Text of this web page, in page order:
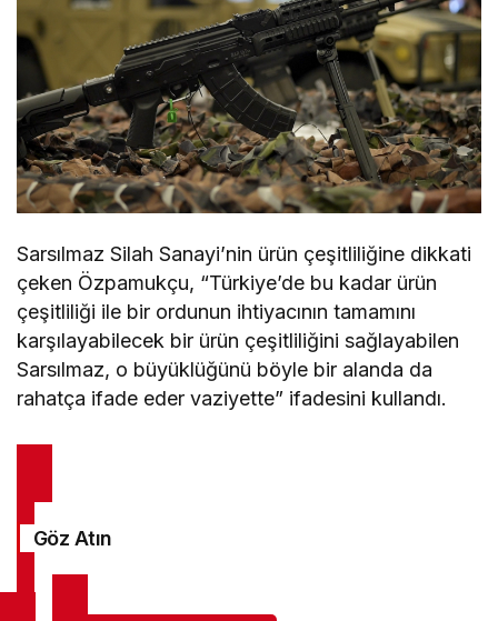
Sarsılmaz Silah Sanayi’nin ürün çeşitliliğine dikkati
çeken Özpamukçu, “Türkiye’de bu kadar ürün
çeşitliliği ile bir ordunun ihtiyacının tamamını
karşılayabilecek bir ürün çeşitliliğini sağlayabilen
Sarsılmaz, o büyüklüğünü böyle bir alanda da
rahatça ifade eder vaziyette” ifadesini kullandı.
Göz Atın